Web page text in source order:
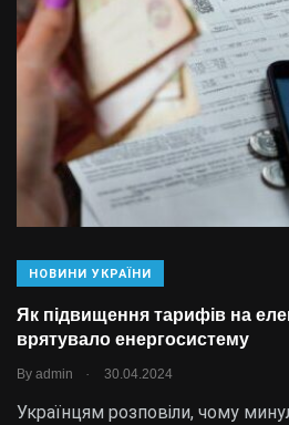
НОВИНИ УКРАЇНИ
Як підвищення тарифів на
врятувало енергосистему
By admin . 30.04.2024
Українцям розповіли, чому